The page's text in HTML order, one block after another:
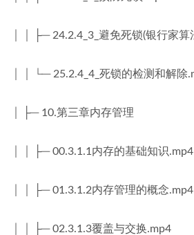
│ │ ├─ 24.2.4_3_避免死锁(银行家算
│ │ └─ 25.2.4_4_死锁的检测和解除
│ ├─ 10.第三章内存管理
│ │ ├─ 00.3.1.1内存的基础知识.mp4
│ │ ├─ 01.3.1.2内存管理的概念.mp4
│ │ ├─ 02.3.1.3覆盖与交换.mp4